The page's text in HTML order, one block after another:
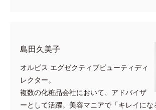
島田久美子
オルビス エグゼクティブビューティディ
レクター。
複数の化粧品会社において、アドバイザ
ーとして活躍。美容マニアで「キレイにな